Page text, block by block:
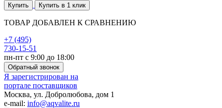
Купить Купить в 1 клик
ТОВАР ДОБАВЛЕН К СРАВНЕНИЮ
+7 (495)
730-15-51
пн-пт с 9:00 до 18:00
Обратный звонок
Я зарегистрирован на
портале поставщиков
Москва, ул. Добролюбова, дом 1
e-mail: info@aqvalite.ru